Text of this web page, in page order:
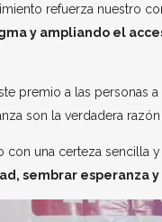
refuerza nuestro
y ampliando el
premio a las personas
son la verdadera
con una certeza sencilla
sembrar esperanza